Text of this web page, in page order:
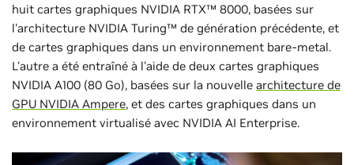
huit cartes graphiques NVIDIA RTX™ 8000, basées sur
l'architecture NVIDIA Turing™ de génération précédente, et
de cartes graphiques dans un environnement bare-metal.
L'autre a été entraîné à l'aide de deux cartes graphiques
NVIDIA A100 (80 Go), basées sur la nouvelle architecture de
GPU NVIDIA Ampere, et des cartes graphiques dans un
environnement virtualisé avec NVIDIA AI Enterprise.